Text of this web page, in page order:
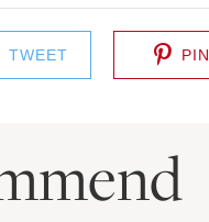
TWEET PIN